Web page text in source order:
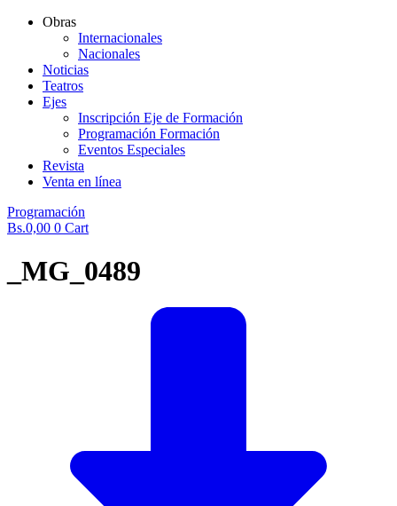
Obras
Internacionales
Nacionales
Noticias
Teatros
Ejes
Inscripción Eje de Formación
Programación Formación
Eventos Especiales
Revista
Venta en línea
Programación
Bs.0,00 0 Cart
_MG_0489